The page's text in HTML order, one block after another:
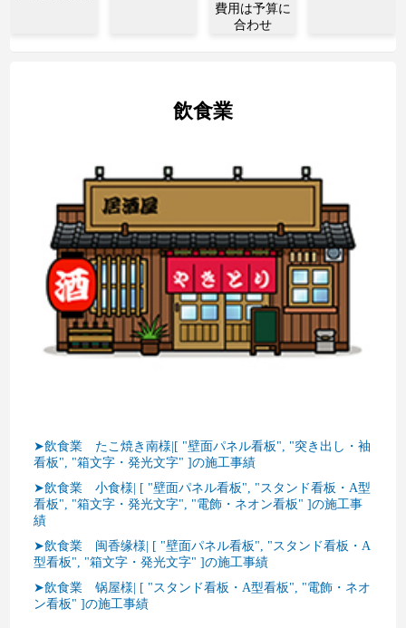
費用は予算に
合わせ
飲食業
➤飲食業 たこ焼き南様|[ "壁面パネル看板", "突き出し・袖
看板", "箱文字・発光文字" ]の施工事績
➤飲食業 小食様| [ "壁面パネル看板", "スタンド看板・A型
看板", "箱文字・発光文字", "電飾・ネオン看板" ]の施工事
績
➤飲食業 闽香缘様| [ "壁面パネル看板", "スタンド看板・A
型看板", "箱文字・発光文字" ]の施工事績
➤飲食業 锅屋様| [ "スタンド看板・A型看板", "電飾・ネオ
ン看板" ]の施工事績